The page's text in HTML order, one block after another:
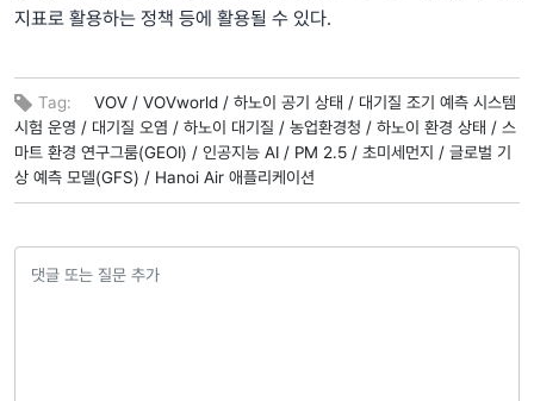
지표로 활용하는 정책 등에 활용될 수 있다.
Tag: VOV / VOVworld / 하노이 공기 상태 / 대기질 조기 예측 시스템
시험 운영 / 대기질 오염 / 하노이 대기질 / 농업환경청 / 하노이 환경 상태 / 스
마트 환경 연구그룸(GEOI) / 인공지능 AI / PM 2.5 / 초미세먼지 / 글로벌 기
상 예측 모델(GFS) / Hanoi Air 애플리케이션